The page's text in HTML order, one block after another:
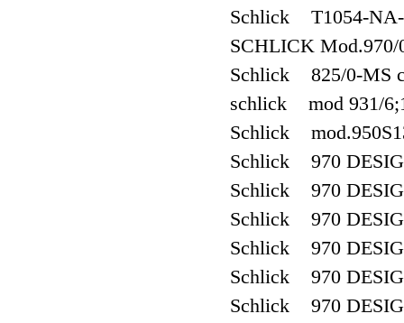
Schlick T1054-
SCHLICK Mod.970/
Schlick 825/0-MS
schlick mod 931/
Schlick
Schlick 970
Schlick 970
Schlick 970
Schlick 970
Schlick 970
Schlick 970